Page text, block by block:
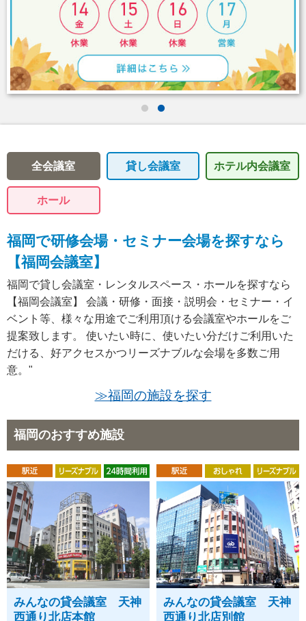
全会議室 貸し会議室 ホテル内会議室
ホール
福岡で研修会場・セミナー会場を探すなら
【福岡会議室】
福岡で貸し会議室・レンタルスペース・ホールを探すなら
【福岡会議室】 会議・研修・面接・説明会・セミナー・イ
ベント等、様々な用途でご利用頂ける会議室やホールをご
提案致します。 使いたい時に、使いたい分だけご利用いた
だける、好アクセスかつリーズナブルな会場を多数ご用
意。"
≫福岡の施設を探す
福岡のおすすめ施設
みんなの貸会議室 天神
西通り北店本館
みんなの貸会議室 天神
西通り北店別館